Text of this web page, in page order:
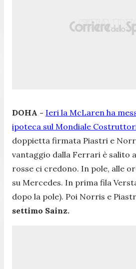
DOHA - Ieri la McLaren ha
ipoteca sul Mondiale
doppietta firmata Piastri e
vantaggio dalla Ferrari è salito
rosse ci credono. In pole, alle
su Mercedes. In prima fila
dopo la pole). Poi Norris e
settimo Sainz.